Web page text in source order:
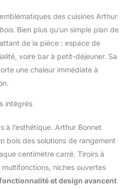
des cuisines Arthur
. Bien plus qu’un simple plan de
de la pièce : espace de
voire bar à petit-déjeuner. Sa
une chaleur immédiate à
intégrés
à l’esthétique. Arthur Bonnet
bois des solutions de rangement
centimètre carré. Tiroirs à
niches ouvertes
et design avancent